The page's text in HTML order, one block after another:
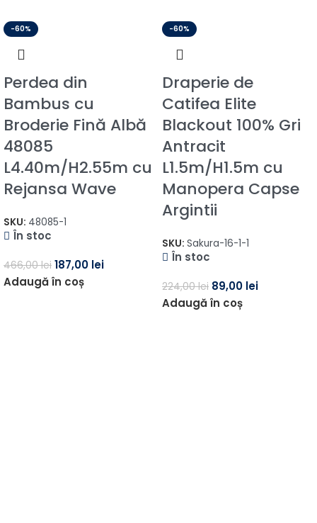
-60%
Perdea din
Bambus cu
Broderie Fină Albă
48085
L4.40m/H2.55m cu
Rejansa Wave
SKU: 48085-1
În stoc
466,00lei 187,00 lei
Adaugă în coș
-60%
Draperie de
Catifea Elite
Blackout 100% Gri
Antracit
L1.5m/H1.5m cu
Manopera Capse
Argintii
SKU: Sakura-16-1-1
În stoc
224,00lei 89,00 lei
Adaugă în coș